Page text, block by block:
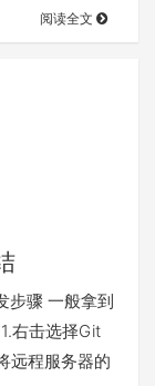
阅读全文
步骤 一般拿到
右击选择Git
远程服务器的